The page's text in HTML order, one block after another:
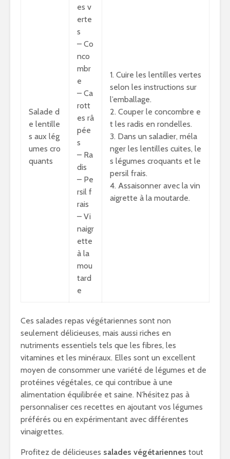
Salade d
e lentille
s aux lég
umes cro
quants
es v
erte
s
– Co
nco
mbr
e
– Ca
rott
es râ
pée
s
– Ra
dis
– Pe
rsil f
rais
– Vi
naigr
ette
à la
mou
tard
e
1. Cuire les lentilles vertes
selon les instructions sur
l’emballage.
2. Couper le concombre e
t les radis en rondelles.
3. Dans un saladier, méla
nger les lentilles cuites, le
s légumes croquants et le
persil frais.
4. Assaisonner avec la vin
aigrette à la moutarde.
Ces salades repas végétariennes sont non
seulement délicieuses, mais aussi riches en
nutriments essentiels tels que les fibres, les
vitamines et les minéraux. Elles sont un excellent
moyen de consommer une variété de légumes et de
protéines végétales, ce qui contribue à une
alimentation équilibrée et saine. N’hésitez pas à
personnaliser ces recettes en ajoutant vos légumes
préférés ou en expérimentant avec différentes
vinaigrettes.
Profitez de délicieuses salades végétariennes tout